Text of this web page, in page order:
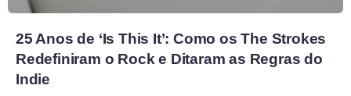
25 Anos de ‘Is This It’: Como os The Strokes
Redefiniram o Rock e Ditaram as Regras do
Indie